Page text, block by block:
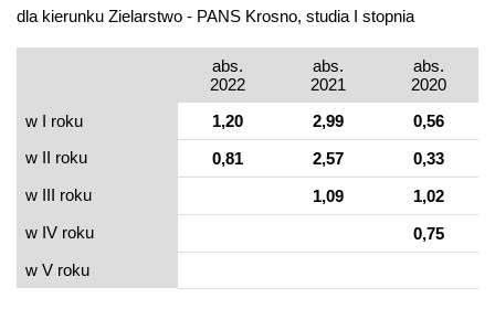
dla kierunku Zielarstwo - PANS Krosno, studia I stopnia
abs.
2022
abs.
2021
abs.
2020
w I roku
1,20 2,99
0,56
w II roku
0,81 2,57
0,33
w III roku
1,09
1,02
w IV roku
0,75
w V roku